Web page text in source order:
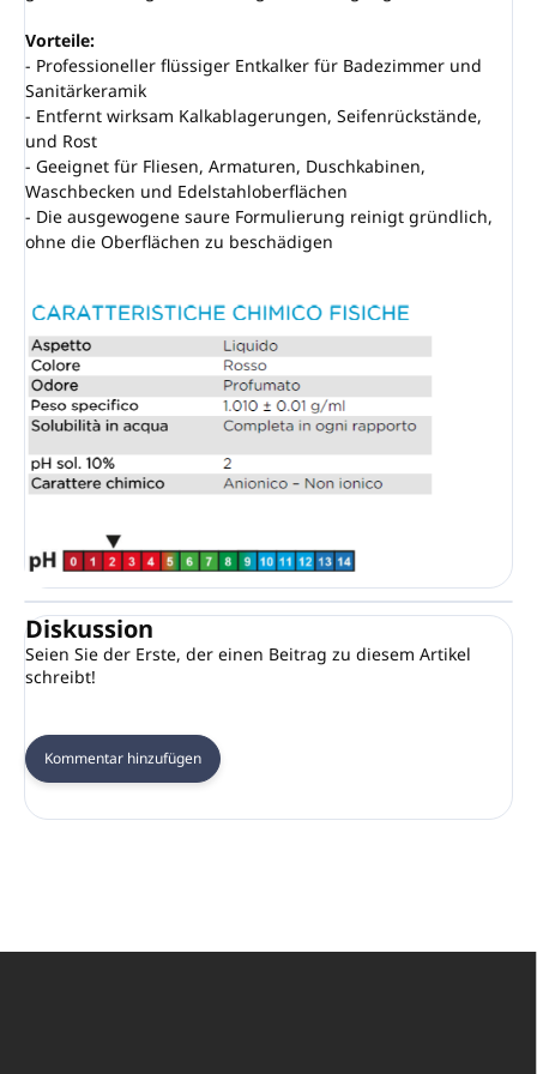
Vorteile:
- Professioneller flüssiger Entkalker für Badezimmer und
Sanitärkeramik
- Entfernt wirksam Kalkablagerungen, Seifenrückstände,
und Rost
- Geeignet für Fliesen, Armaturen, Duschkabinen,
Waschbecken und Edelstahloberflächen
- Die ausgewogene saure Formulierung reinigt gründlich,
ohne die Oberflächen zu beschädigen
Diskussion
Seien Sie der Erste, der einen Beitrag zu diesem Artikel
schreibt!
Kommentar hinzufügen